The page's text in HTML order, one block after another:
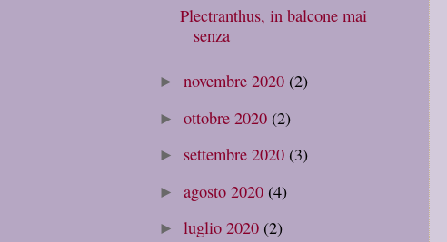
Plectranthus, in balcone mai
senza
►novembre 2020 (2)
►ottobre 2020 (2)
► settembre 2020 (3)
►agosto 2020 (4)
►luglio 2020 (2)